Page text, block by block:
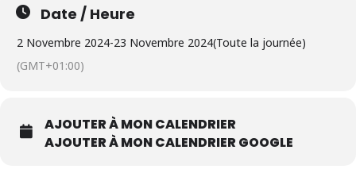
Date / Heure
2 Novembre 2024-23 Novembre 2024(Toute la journée)
(GMT+01:00)
AJOUTER À MON CALENDRIER
AJOUTER À MON CALENDRIER GOOGLE